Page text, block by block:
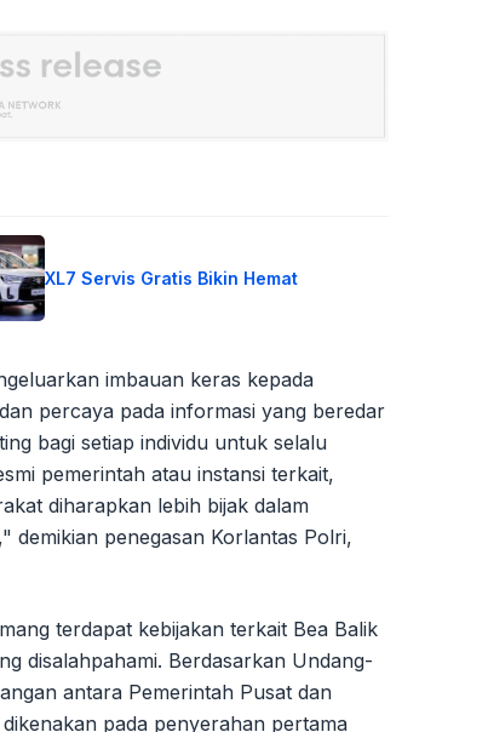
XL7 Servis Gratis Bikin Hemat
imbauan keras kepada
percaya pada informasi yang beredar
bagi setiap individu untuk selalu
pemerintah atau instansi terkait,
diharapkan lebih bijak dalam
demikian penegasan Korlantas Polri,
terdapat kebijakan terkait Bea Balik
disalahpahami. Berdasarkan Undang-
antara Pemerintah Pusat dan
pada penyerahan pertama